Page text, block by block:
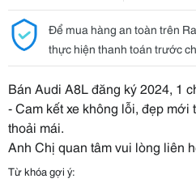
Để mua hàng an toàn trên
thực hiện thanh toán trước
Bán Audi A8L đăng ký 2024, 1
- Cam kết xe không lỗi, đẹp mới
thoải mái.
Anh Chị quan tâm vui lòng liên
Từ khóa gợi ý: